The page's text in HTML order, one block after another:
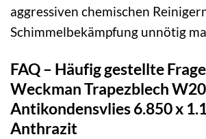
aggressiven chemischen
Schimmelbekämpfung unnötig
FAQ – Häufig gestellte
Weckman Trapezblech
Antikondensvlies 6.850 x
Anthrazit